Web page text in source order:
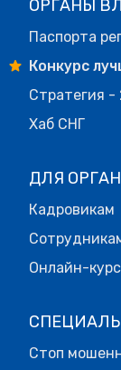
ОРГАНЫ
Паспорта
Конкурс
Стратегия -
Хаб СНГ
ДЛЯ
Кадровикам
Онлайн-
Стоп